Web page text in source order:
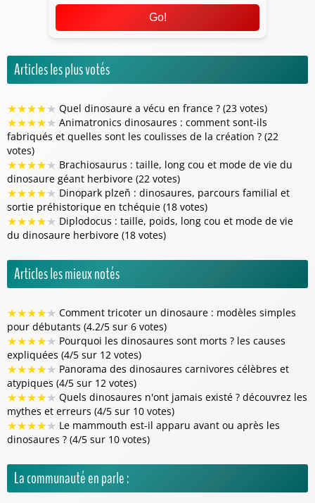
Go!
Articles les plus votés
★★★★★ Quel dinosaure a vécu en france ? (23 votes)
★★★★★ Animatronics dinosaures : comment sont-ils
fabriqués et quelles sont les coulisses de la création ? (22
votes)
★★★★★ Brachiosaurus : taille, long cou et mode de vie du
dinosaure géant herbivore (22 votes)
★★★★★ Dinopark plzeň : dinosaures, parcours familial et
sortie préhistorique en tchéquie (18 votes)
★★★★★ Diplodocus : taille, poids, long cou et mode de vie
du dinosaure herbivore (18 votes)
Articles les mieux notés
★★★★★ Comment tricoter un dinosaure : modèles simples
pour débutants (4.2/5 sur 6 votes)
★★★★★ Pourquoi les dinosaures sont morts ? les causes
expliquées (4/5 sur 12 votes)
★★★★★ Panorama des dinosaures carnivores célèbres et
atypiques (4/5 sur 12 votes)
★★★★★ Quels dinosaures n'ont jamais existé ? découvrez les
mythes et erreurs (4/5 sur 10 votes)
★★★★★ Le mammouth est-il apparu avant ou après les
dinosaures ? (4/5 sur 10 votes)
La communauté en parle :